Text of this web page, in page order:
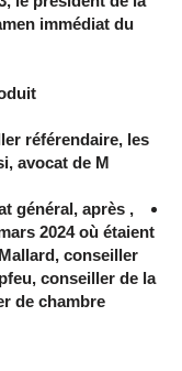
immédiat du
référendaire, les
avocat de M.
général, après
2024 où étaient
conseiller
conseiller de la
de chambre,